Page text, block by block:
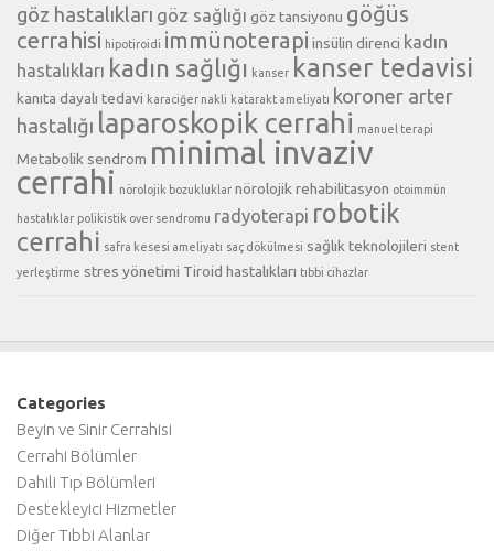
göz hastalıkları göz sağlığı göz tansiyonu göğüs
cerrahisi hipotiroidi immünoterapi insülin direnci kadın
hastalıkları kadın sağlığı kanser kanser tedavisi
kanıta dayalı tedavi karaciğer nakli katarakt ameliyatı koroner arter
hastalığı laparoskopik cerrahi manuel terapi
Metabolik sendrom minimal invaziv
cerrahi nörolojik bozukluklar nörolojik rehabilitasyon otoimmün
hastalıklar polikistik over sendromu radyoterapi robotik
cerrahi safra kesesi ameliyatı saç dökülmesi sağlık teknolojileri stent
yerleştirme stres yönetimi Tiroid hastalıkları tıbbi cihazlar
Categories
Beyin ve Sinir Cerrahisi
Cerrahi Bölümler
Dahili Tıp Bölümleri
Destekleyici Hizmetler
Diğer Tıbbi Alanlar